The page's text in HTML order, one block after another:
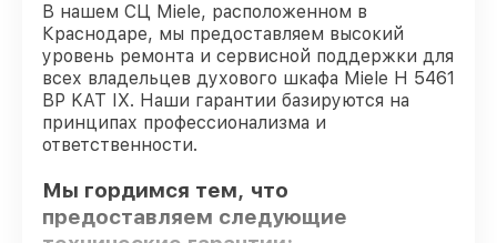
В нашем СЦ Miele, расположенном в
Краснодаре, мы предоставляем высокий
уровень ремонта и сервисной поддержки для
всех владельцев духового шкафа Miele H 5461
BP KAT IX. Наши гарантии базируются на
принципах профессионализма и
ответственности.
Мы гордимся тем, что
предоставляем следующие